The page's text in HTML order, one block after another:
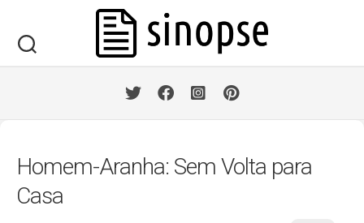
content
Homem-Aranha: Sem Volta para
Casa